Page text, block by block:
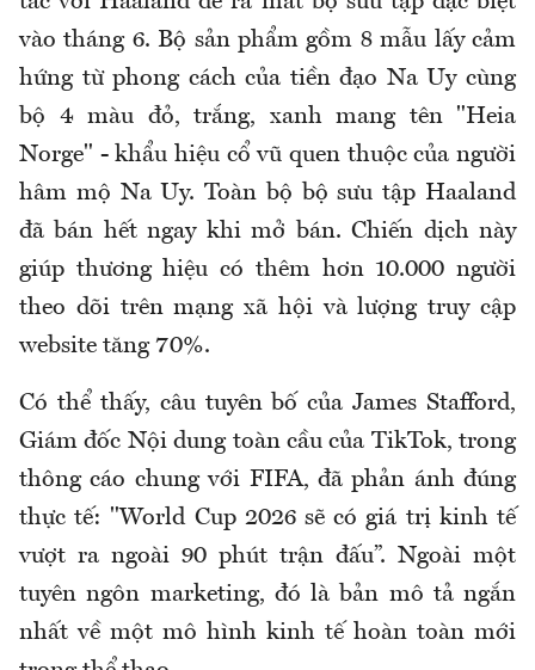
vào tháng 6. Bộ sản phẩm gồm 8 mẫu lấy cảm
hứng từ phong cách của tiền đạo Na Uy cùng
bộ 4 màu đỏ, trắng, xanh mang tên "Heia
Norge" - khẩu hiệu cổ vũ quen thuộc của người
hâm mộ Na Uy. Toàn bộ bộ sưu tập Haaland
đã bán hết ngay khi mở bán. Chiến dịch này
giúp thương hiệu có thêm hơn 10.000 người
theo dõi trên mạng xã hội và lượng truy cập
website tăng 70%.
Có thể thấy, câu tuyên bố của James Stafford,
Giám đốc Nội dung toàn cầu của TikTok, trong
thông cáo chung với FIFA, đã phản ánh đúng
thực tế: "World Cup 2026 sẽ có giá trị kinh tế
vượt ra ngoài 90 phút trận đấu”. Ngoài một
tuyên ngôn marketing, đó là bản mô tả ngắn
nhất về một mô hình kinh tế hoàn toàn mới